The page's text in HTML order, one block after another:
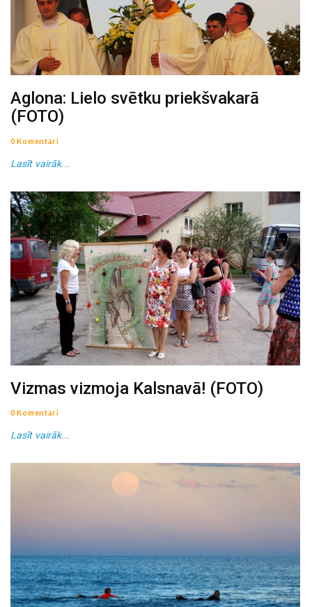
Aglona: Lielo svētku priekšvakarā
(FOTO)
0 Komentāri
Lasīt vairāk...
Vizmas vizmoja Kalsnavā! (FOTO)
0 Komentāri
Lasīt vairāk...